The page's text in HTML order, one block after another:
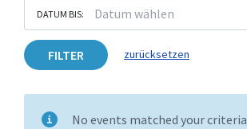
DATUM BIS:
FILTER zurücksetzen
No events matched your criteria